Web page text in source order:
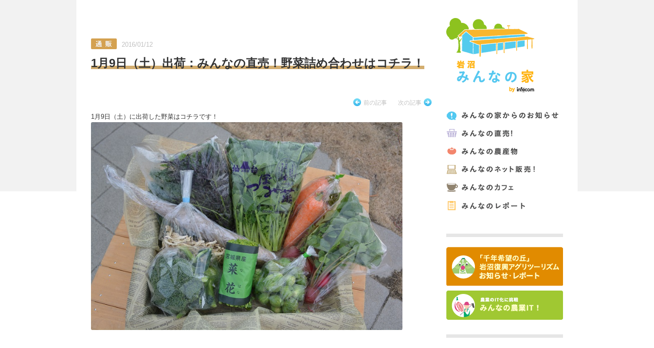
2016/01/12
1月9日（土）出荷：みんなの直売！野菜詰め合わせはコチラ！
前の記事 次の記事
1月9日（土）に出荷した野菜はコチラです！